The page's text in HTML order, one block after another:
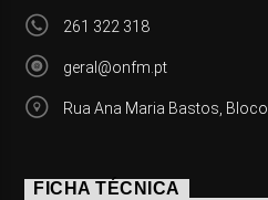
261 322 318
geral@onfm.pt
Rua Ana Maria Bastos,
FICHA TÉCNICA